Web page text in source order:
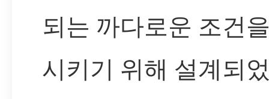
되는 까다로운 조건
시키기 위해 설계되